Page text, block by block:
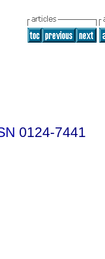
0124-7441